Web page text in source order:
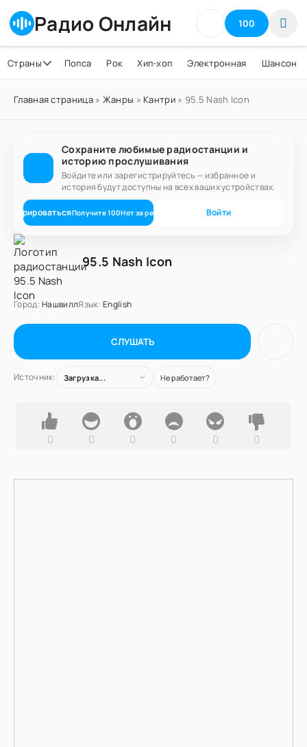
Радио Онлайн 100
Страны Попса Рок Хип-хоп Электронная Шансон
Главная страница» Жанры » Кантри» 95.5 Nash Icon
Сохраните любимые радиостанции и
историю прослушивания
Войдите или зарегистрируйтесь — избранное и
история будут доступны на всех ваших устройствах.
Получите100Нот за регистрацию Войти
95.5 Nash Icon
Город:НашвиллЯзык: English
СЛУШАТЬ
Источник: Загрузка... Не работает?
0 0 0 0 0 0